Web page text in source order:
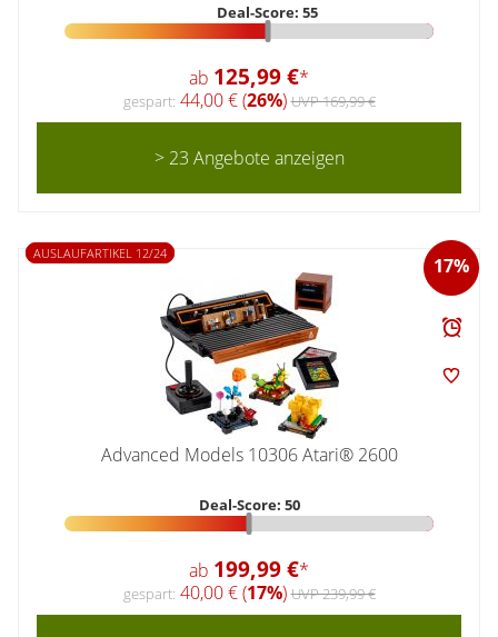
Deal-Score: 55
ab 125,99 €*
gespart: 44,00 € (26%)UVP 169,99 €
> 23 Angebote anzeigen
17%
AUSLAUFARTIKEL 12/24
Advanced Models 10306 Atari® 2600
Deal-Score: 50
ab 199,99 €*
gespart: 40,00 € (17%)UVP 239,99 €